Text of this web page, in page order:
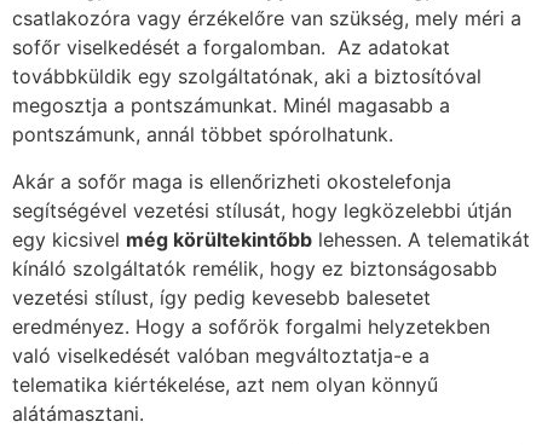
csatlakozóra vagy érzékelőre van szükség, mely méri a
sofőr viselkedését a forgalomban. Az adatokat
továbbküldik egy szolgáltatónak, aki a biztosítóval
megosztja a pontszámunkat. Minél magasabb a
pontszámunk, annál többet spórolhatunk.
Akár a sofőr maga is ellenőrizheti okostelefonja
segítségével vezetési stílusát, hogy legközelebbi útján
egy kicsivel még körültekintőbb lehessen. A telematikát
kínáló szolgáltatók remélik, hogy ez biztonságosabb
vezetési stílust, így pedig kevesebb balesetet
eredményez. Hogy a sofőrök forgalmi helyzetekben
való viselkedését valóban megváltoztatja-e a
telematika kiértékelése, azt nem olyan könnyű
alátámasztani.